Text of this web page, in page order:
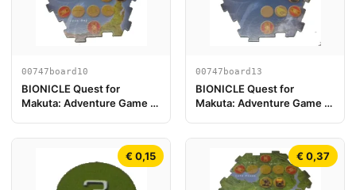
00747board10
BIONICLE Quest for
Makuta: Adventure Game -
00747board13
BIONICLE Quest for
Makuta: Adventure Game -
€ 0,15 € 0,37